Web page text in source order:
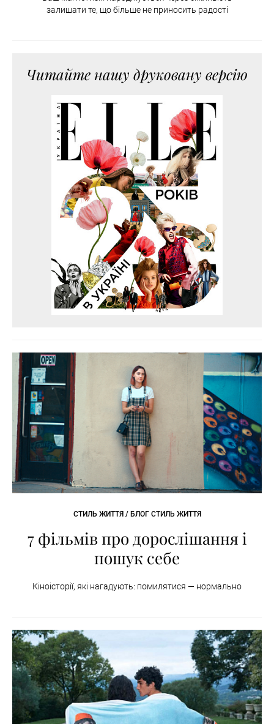
залишати те, що більше не приносить радості
Читайте нашу друковану версію
СТИЛЬ ЖИТТЯ / БЛОГ СТИЛЬ ЖИТТЯ
7 фільмів про дорослішання і
пошук себе
Кіноісторії, які нагадують: помилятися — нормально